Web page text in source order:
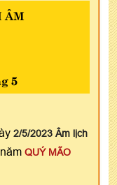
ÂM
5
2/5/2023 Âm lịch
, năm QUÝ MÃO